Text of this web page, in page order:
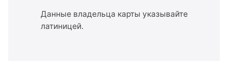
Данные владельца карты указывайте
латиницей.